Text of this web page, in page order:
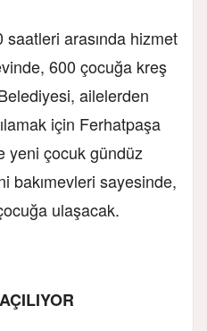
arasında hizmet
600 çocuğa kreş
ailelerden
için Ferhatpaşa
yeni çocuk gündüz
bakımevleri sayesinde,
ulaşacak.